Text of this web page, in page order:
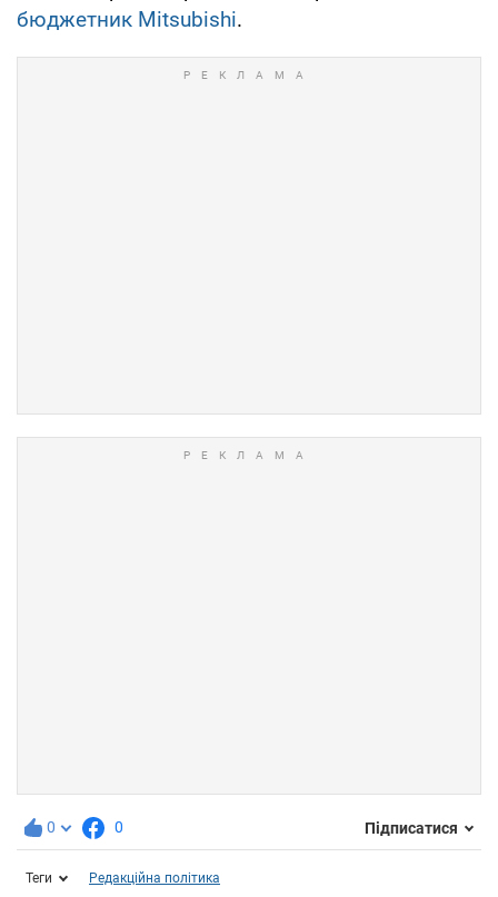
бюджетник Mitsubishi.
0 0 Підписатися
Теги Редакційна політика